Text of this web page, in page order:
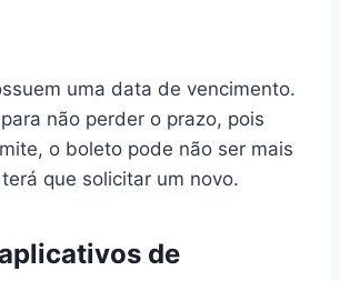
uma data de vencimento.
para não perder o prazo, pois
o boleto pode não ser mais
que solicitar um novo.
de